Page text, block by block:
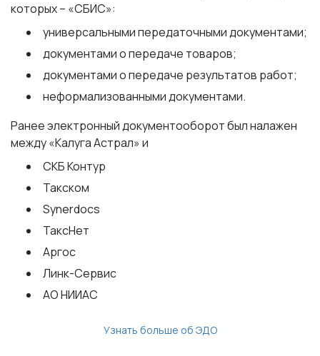
которых – «СБИС»:
универсальными передаточными документами;
документами о передаче товаров;
документами о передаче результатов работ;
неформализованными документами.
Ранее электронный документооборот был налажен
между «Калуга Астрал» и
СКБ Контур
Такском
Synerdocs
ТаксНет
Аргос
Линк-Сервис
АО НИИАС
Узнать больше об ЭДО